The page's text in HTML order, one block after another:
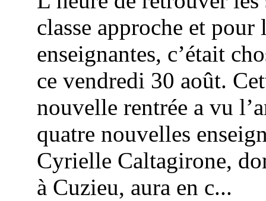
classe approche et pour
enseignantes, c’était
ce vendredi 30 août.
nouvelle rentrée a vu
quatre nouvelles
Cyrielle Caltagirone,
à Cuzieu, aura en c...